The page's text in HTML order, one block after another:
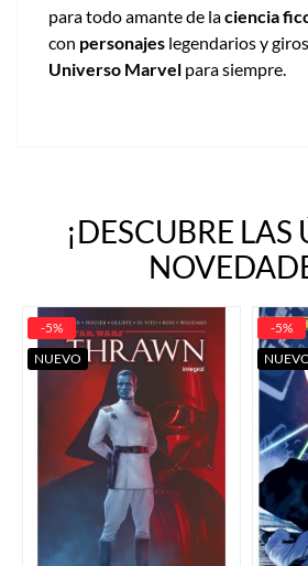
para todo amante de laciencia
con personajes legendarios y
Universo Marvel para siempre.
¡DESCUBRE
-5%
NUEVO
-5%